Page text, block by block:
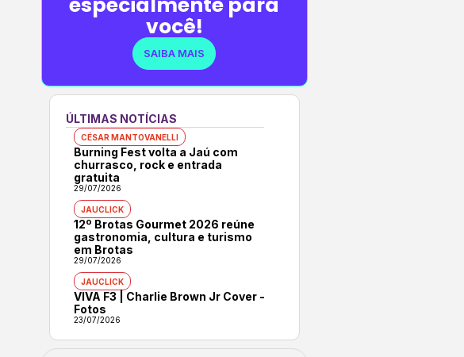
você!
SAIBA MAIS
ÚLTIMAS NOTÍCIAS
CÉSAR MANTOVANELLI
Burning Fest volta a Jaú com
churrasco, rock e entrada
gratuita
29/07/2026
JAUCLICK
12º Brotas Gourmet 2026 reúne
gastronomia, cultura e turismo
em Brotas
29/07/2026
JAUCLICK
VIVA F3 | Charlie Brown Jr Cover -
Fotos
23/07/2026